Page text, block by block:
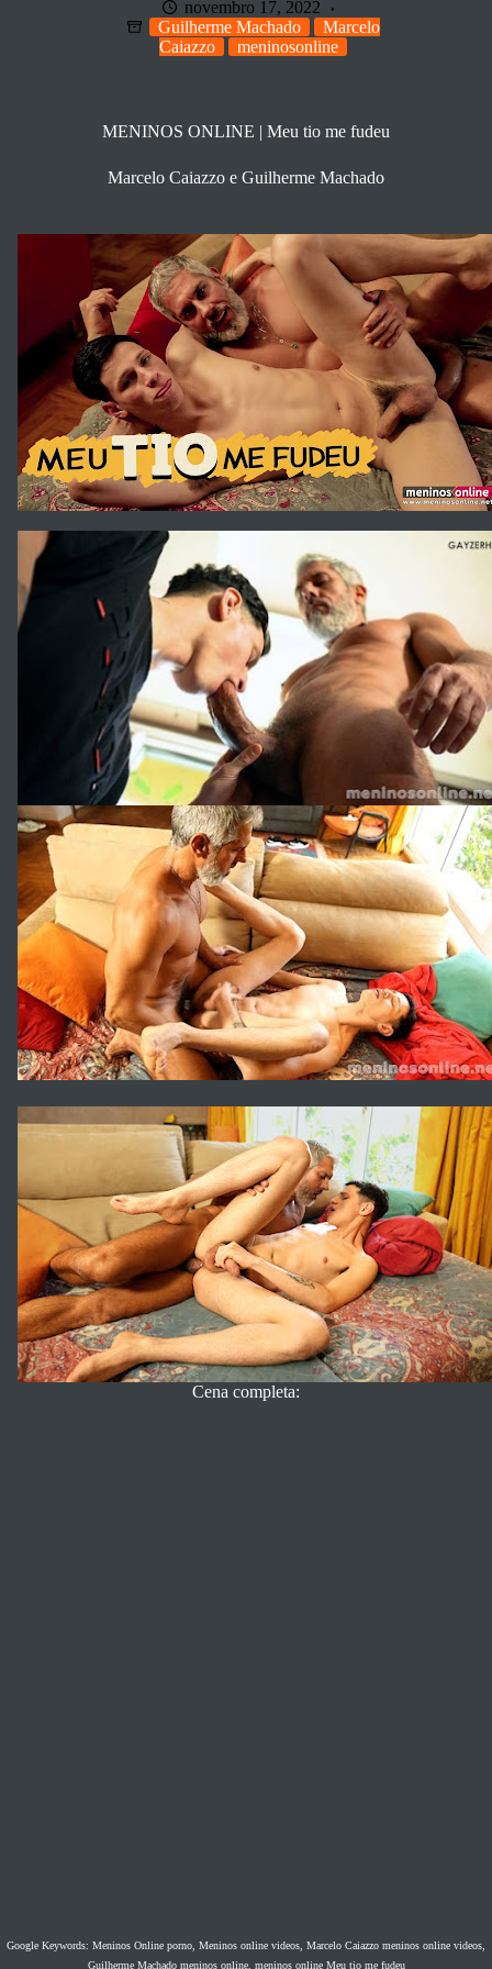
novembro 17, 2022
Guilherme Machado
Marcelo
Caiazzo
meninosonline
MENINOS ONLINE | Meu tio me fudeu
Marcelo Caiazzo e Guilherme Machado
Cena completa:
Google Keywords: Meninos Online porno, Meninos online videos, Marcelo Caiazzo meninos online videos,
Guilherme Machado meninos online, meninos online Meu tio me fudeu